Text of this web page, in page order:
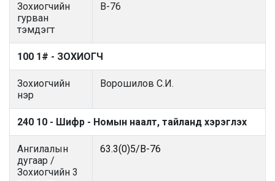
Зохиогчийн
гурван
тэмдэгт
В-76
100 1# - ЗОХИОГЧ
Зохиогчийн
нэр
Ворошилов С.И.
240 10 - Шифр - Номын наалт, тайланд хэрэглэх
Ангилалын
дугаар /
Зохиогчийн 3
63.3(0)5/В-76